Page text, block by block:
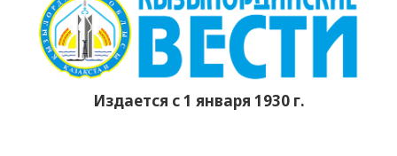
Издается с 1 января 1930 г.